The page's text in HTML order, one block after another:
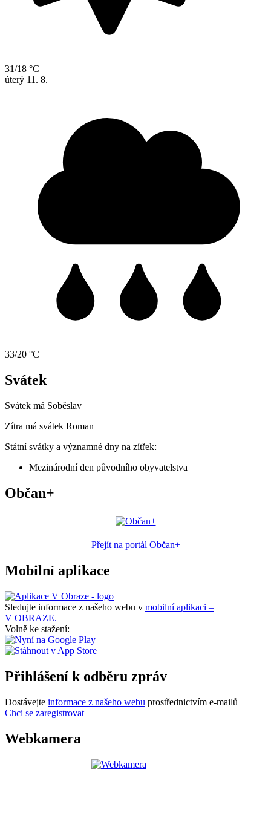
31/18 °C
úterý 11. 8.
33/20 °C
Svátek
Svátek má Soběslav
Zítra má svátek Roman
Státní svátky a významné dny na zítřek:
Mezinárodní den původního obyvatelstva
Občan+
Přejít na portál Občan+
Mobilní aplikace
Sledujte informace z našeho webu v mobilní aplikaci –
V OBRAZE.
Volně ke stažení:
Přihlášení k odběru zpráv
Dostávejte informace z našeho webu prostřednictvím e-mailů
Chci se zaregistrovat
Webkamera